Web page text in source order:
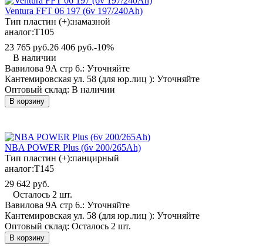
Ventura FFT 06 197 (6v 197/240Ah)
Тип пластин (+):намазной
аналог:T105
23 765 руб.26 406 руб.-10%
В наличии
Вавилова 9А стр 6.: Уточняйте
Кантемировская ул. 58 (для юр.лиц ): Уточняйте
Оптовый склад: В наличии
В корзину
NBA POWER Plus (6v 200/265Ah)
Тип пластин (+):панцирный
аналог:T145
29 642 руб.
Осталось 2 шт.
Вавилова 9А стр 6.: Уточняйте
Кантемировская ул. 58 (для юр.лиц ): Уточняйте
Оптовый склад: Осталось 2 шт.
В корзину